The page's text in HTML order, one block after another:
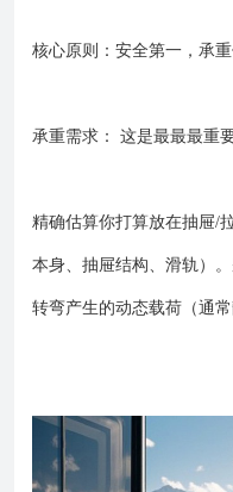
核心原则：安全第一，承重
承重需求： 这是最最最重
精确估算你打算放在抽屉/
本身、抽屉结构、滑轨）
转弯产生的动态载荷（通